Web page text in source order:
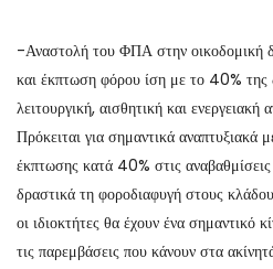
-Αναστολή του ΦΠΑ στην οικοδομική
και έκπτωση φόρου ίση με το 40% της
λειτουργική, αισθητική και
Πρόκειται για σημαντικά
έκπτωσης κατά 40% στις αναβαθμίσεις
δραστικά τη φοροδιαφυγή στους
οι ιδιοκτήτες θα έχουν ένα σημαντικό
τις παρεμβάσεις που κάνουν στα